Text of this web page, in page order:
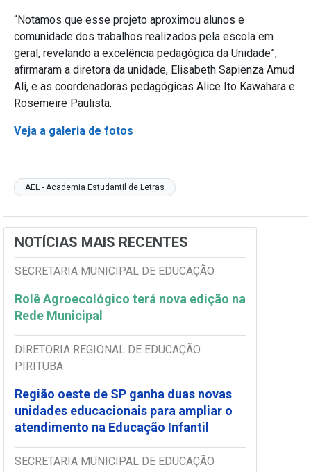
“Notamos que esse projeto aproximou alunos e
comunidade dos trabalhos realizados pela escola em
geral, revelando a excelência pedagógica da Unidade”,
afirmaram a diretora da unidade, Elisabeth Sapienza Amud
Ali, e as coordenadoras pedagógicas Alice Ito Kawahara e
Rosemeire Paulista.
Veja a galeria de fotos
AEL - Academia Estudantil de Letras
NOTÍCIAS MAIS RECENTES
SECRETARIA MUNICIPAL DE EDUCAÇÃO
Rolê Agroecológico terá nova edição na
Rede Municipal
DIRETORIA REGIONAL DE EDUCAÇÃO
PIRITUBA
Região oeste de SP ganha duas novas
unidades educacionais para ampliar o
atendimento na Educação Infantil
SECRETARIA MUNICIPAL DE EDUCAÇÃO